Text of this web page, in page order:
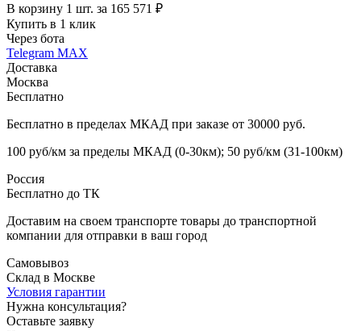
В корзину 1 шт. за 165 571 ₽
Купить в 1 клик
Через бота
Telegram MAX
Доставка
Москва
Бесплатно
Бесплатно в пределах МКАД при заказе от 30000 руб.
100 руб/км за пределы МКАД (0-30км); 50 руб/км (31-100км)
Россия
Бесплатно до ТК
Доставим на своем транспорте товары до транспортной
компании для отправки в ваш город
Самовывоз
Склад в Москве
Условия гарантии
Нужна консультация?
Оставьте заявку